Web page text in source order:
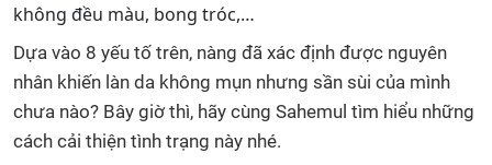
không đều màu, bong tróc,…
Dựa vào 8 yếu tố trên, nàng đã xác định được nguyên
nhân khiến làn da không mụn nhưng sần sùi của mình
chưa nào? Bây giờ thì, hãy cùng Sahemul tìm hiểu những
cách cải thiện tình trạng này nhé.